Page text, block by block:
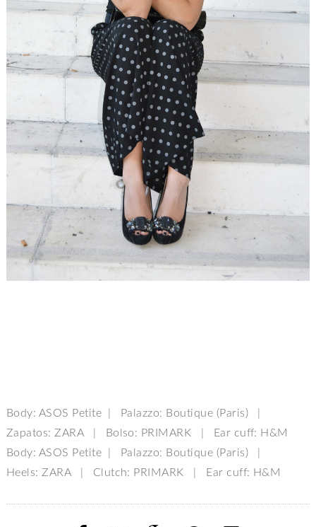
Body: ASOS Petite | Palazzo: Boutique (Paris) |
Zapatos: ZARA | Bolso: PRIMARK | Ear cuff: H&M
Body: ASOS Petite | Palazzo: Boutique (Paris) |
Heels: ZARA | Clutch: PRIMARK | Ear cuff: H&M